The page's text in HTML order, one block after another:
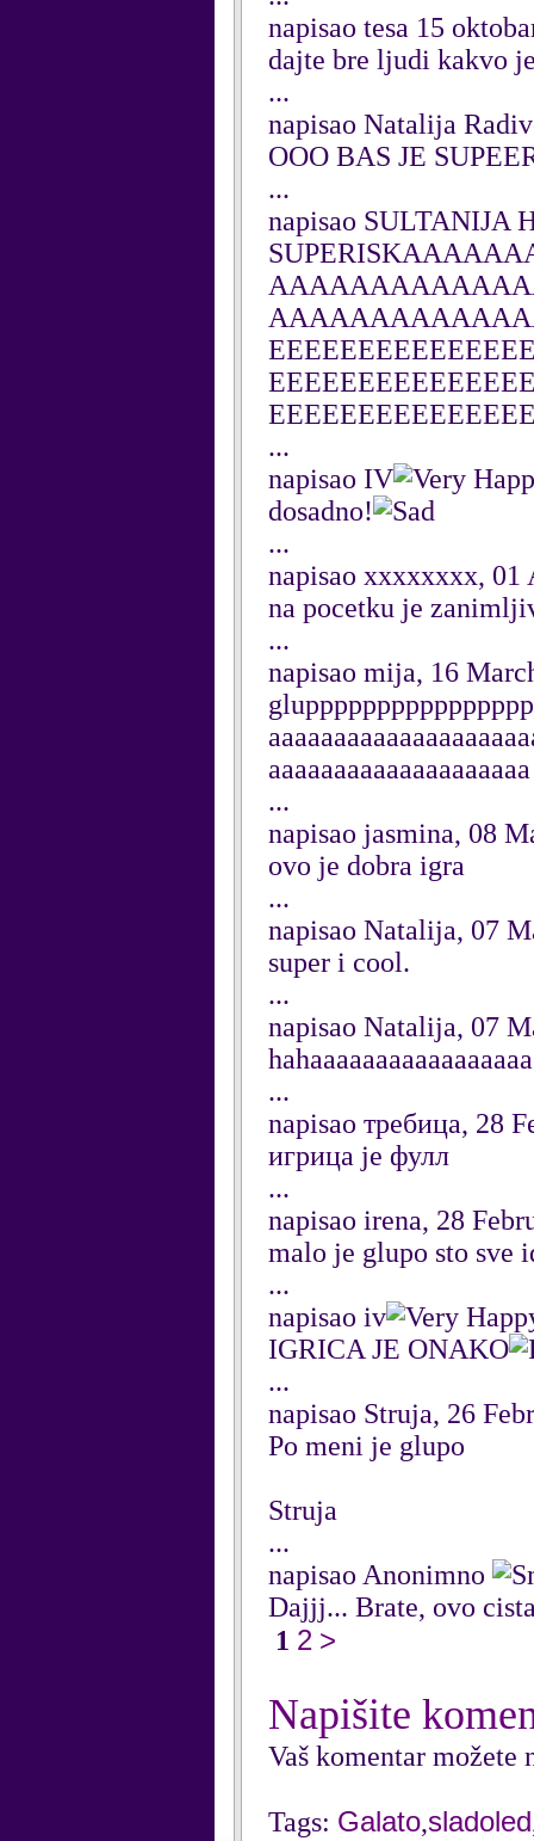
napisao tesa 15
dajte bre ljudi kakvo
...
napisao Natalija
OOO BAS JE
...
napisao SULTANIJA
...
napisao IV
dosadno!
...
napisao xxxxxxxx, 01
na pocetku je
...
napisao mija, 16
aaaaaaaaaaaaaaaaaaaa
...
napisao jasmina, 08
ovo je dobra igra
...
napisao Natalija, 07
super i cool.
...
napisao Natalija, 07
hahaaaaaaaaaaaaaaaaa
...
napisao требица, 28
игрица је фулл
...
napisao irena, 28
malo je glupo sto sve
...
napisao iv
IGRICA JE ONAKO
...
napisao Struja, 26
Po meni je glupo
Struja
...
napisao Anonimno
Dajjj... Brate, ovo
1 2 >
Napišite
Vaš komentar možete
Tags: Galato,sladoled